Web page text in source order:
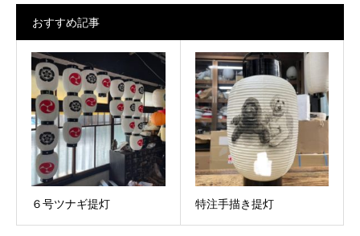
おすすめ記事
６号ツナギ提灯 特注手描き提灯